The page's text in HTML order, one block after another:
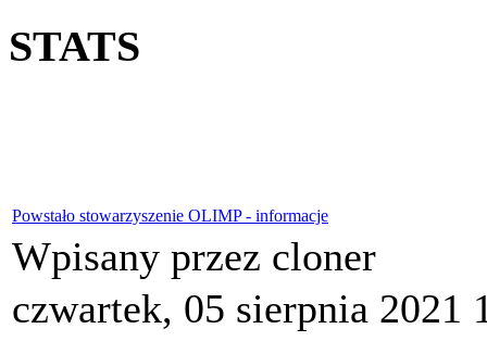
STATS
Powstało stowarzyszenie OLIMP - informacje
Wpisany przez cloner
czwartek, 05 sierpnia 2021